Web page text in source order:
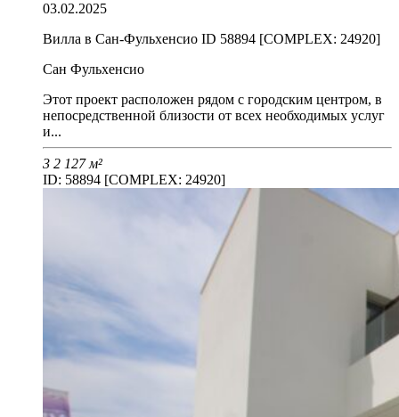
03.02.2025
Вилла в Сан-Фульхенсио ID 58894 [COMPLEX: 24920]
Сан Фульхенсио
Этот проект расположен рядом с городским центром, в
непосредственной близости от всех необходимых услуг
и...
3 2 127 м²
ID: 58894 [COMPLEX: 24920]